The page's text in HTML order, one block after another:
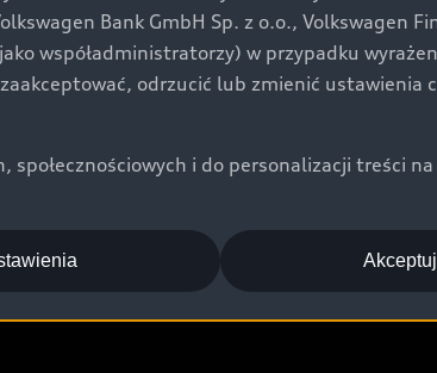
w Warszawie
Bank GmbH Sp. z o.o., Volkswagen
współadministratorzy) w przypadku
odrzucić lub zmienić ustawienia
i do personalizacji treści